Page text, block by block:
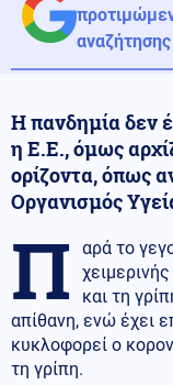
Η πανδημία δεν
η Ε.Ε., όμως
ορίζοντα, όπως
Οργανισμός
Π
αρά το
και τη
απίθανη, ενώ έχει
κυκλοφορεί ο
τη γρίπη.